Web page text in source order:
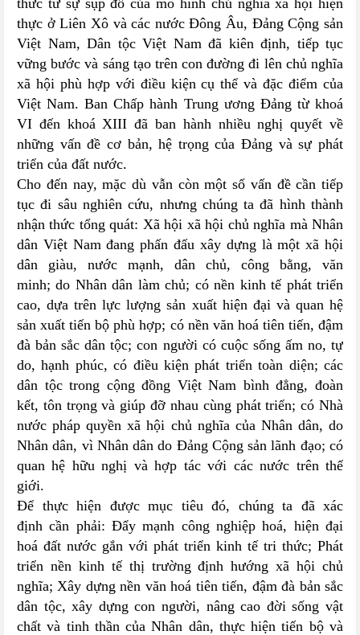
thức từ sự sụp đổ của mô hình chủ nghĩa xã hội hiện
thực ở Liên Xô và các nước Đông Âu, Đảng Cộng sản
Việt Nam, Dân tộc Việt Nam đã kiên định, tiếp tục
vững bước và sáng tạo trên con đường đi lên chủ nghĩa
xã hội phù hợp với điều kiện cụ thể và đặc điểm của
Việt Nam. Ban Chấp hành Trung ương Đảng từ khoá
VI đến khoá XIII đã ban hành nhiều nghị quyết về
những vấn đề cơ bản, hệ trọng của Đảng và sự phát
triển của đất nước.
Cho đến nay, mặc dù vẫn còn một số vấn đề cần tiếp
tục đi sâu nghiên cứu, nhưng chúng ta đã hình thành
nhận thức tổng quát: Xã hội xã hội chủ nghĩa mà Nhân
dân Việt Nam đang phấn đấu xây dựng là một xã hội
dân giàu, nước mạnh, dân chủ, công bằng, văn
minh; do Nhân dân làm chủ; có nền kinh tế phát triển
cao, dựa trên lực lượng sản xuất hiện đại và quan hệ
sản xuất tiến bộ phù hợp; có nền văn hoá tiên tiến, đậm
đà bản sắc dân tộc; con người có cuộc sống ấm no, tự
do, hạnh phúc, có điều kiện phát triển toàn diện; các
dân tộc trong cộng đồng Việt Nam bình đẳng, đoàn
kết, tôn trọng và giúp đỡ nhau cùng phát triển; có Nhà
nước pháp quyền xã hội chủ nghĩa của Nhân dân, do
Nhân dân, vì Nhân dân do Đảng Cộng sản lãnh đạo; có
quan hệ hữu nghị và hợp tác với các nước trên thế
giới.
Để thực hiện được mục tiêu đó, chúng ta đã xác
định cần phải: Đẩy mạnh công nghiệp hoá, hiện đại
hoá đất nước gắn với phát triển kinh tế tri thức; Phát
triển nền kinh tế thị trường định hướng xã hội chủ
nghĩa; Xây dựng nền văn hoá tiên tiến, đậm đà bản sắc
dân tộc, xây dựng con người, nâng cao đời sống vật
chất và tinh thần của Nhân dân, thực hiện tiến bộ và